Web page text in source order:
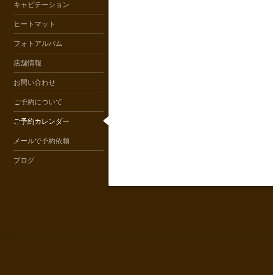
キャビテーション
ヒートマット
フォトアルバム
店舗情報
お問い合わせ
ご予約について
ご予約カレンダー
メールで予約依頼
ブログ